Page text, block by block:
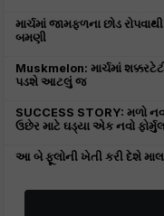
માર્ચમાં જામફળના છોડ
બમણી
Muskmelon: માર્ચમાં
પડશે આટલું જ
SUCCESS STORY: મળો
ઉછેર માટે ઘડ્યા એક નવો
આ બે ફૂલોની ખેતી કરી દેશે